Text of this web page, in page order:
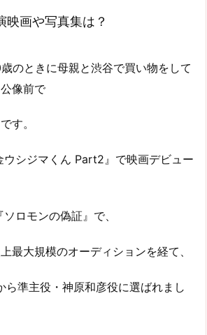
映画や写真集は？
のときに母親と渋谷で買い物をして
像前で
す。
ウシジマくん Part2』で映画デビュー
ロモンの偽証』で、
最大規模のオーディションを経て、
ら準主役・神原和彦役に選ばれまし